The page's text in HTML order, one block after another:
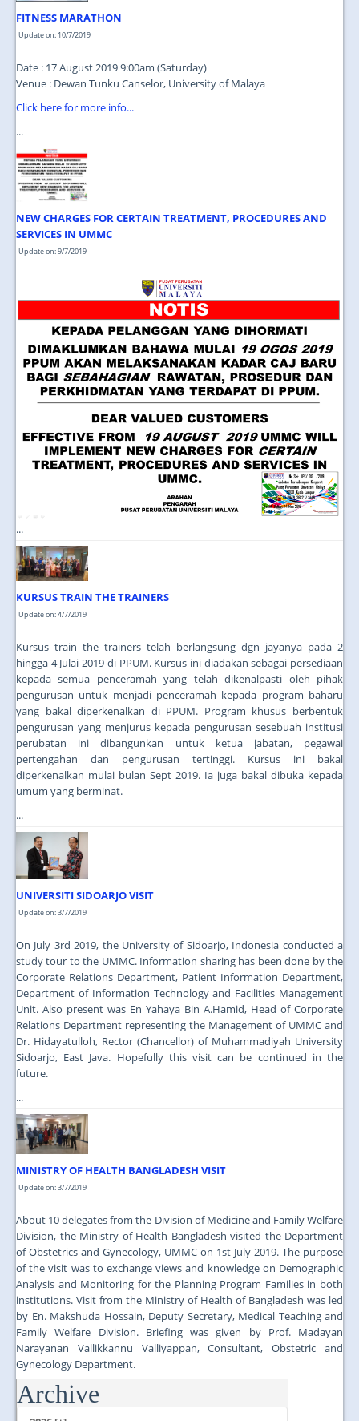
FITNESS MARATHON
Update on: 10/7/2019
Date : 17 August 2019 9:00am (Saturday)
Venue : Dewan Tunku Canselor, University of Malaya
Click here for more info...
...
NEW CHARGES FOR CERTAIN TREATMENT, PROCEDURES AND
SERVICES IN UMMC
Update on: 9/7/2019
...
KURSUS TRAIN THE TRAINERS
Update on: 4/7/2019
Kursus train the trainers telah berlangsung dgn jayanya pada 2
hingga 4 Julai 2019 di PPUM. Kursus ini diadakan sebagai persediaan
kepada semua penceramah yang telah dikenalpasti oleh pihak
pengurusan untuk menjadi penceramah kepada program baharu
yang bakal diperkenalkan di PPUM. Program khusus berbentuk
pengurusan yang menjurus kepada pengurusan sesebuah institusi
perubatan ini dibangunkan untuk ketua jabatan, pegawai
pertengahan dan pengurusan tertinggi. Kursus ini bakal
diperkenalkan mulai bulan Sept 2019. Ia juga bakal dibuka kepada
umum yang berminat.
...
UNIVERSITI SIDOARJO VISIT
Update on: 3/7/2019
On July 3rd 2019, the University of Sidoarjo, Indonesia conducted a
study tour to the UMMC. Information sharing has been done by the
Corporate Relations Department, Patient Information Department,
Department of Information Technology and Facilities Management
Unit. Also present was En Yahaya Bin A.Hamid, Head of Corporate
Relations Department representing the Management of UMMC and
Dr. Hidayatulloh, Rector (Chancellor) of Muhammadiyah University
Sidoarjo, East Java. Hopefully this visit can be continued in the
future.
...
MINISTRY OF HEALTH BANGLADESH VISIT
Update on: 3/7/2019
About 10 delegates from the Division of Medicine and Family Welfare
Division, the Ministry of Health Bangladesh visited the Department
of Obstetrics and Gynecology, UMMC on 1st July 2019. The purpose
of the visit was to exchange views and knowledge on Demographic
Analysis and Monitoring for the Planning Program Families in both
institutions. Visit from the Ministry of Health of Bangladesh was led
by En. Makshuda Hossain, Deputy Secretary, Medical Teaching and
Family Welfare Division. Briefing was given by Prof. Madayan
Narayanan Vallikkannu Valliyappan, Consultant, Obstetric and
Gynecology Department.
...
Archive